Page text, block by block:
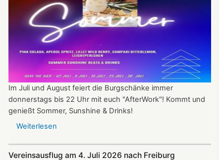
Im Juli und August feiert die Burgschänke immer
donnerstags bis 22 Uhr mit euch "AfterWork"! Kommt und
genießt Sommer, Sunshine & Drinks!
Weiterlesen
Vereinsausflug am 4. Juli 2026 nach Freiburg